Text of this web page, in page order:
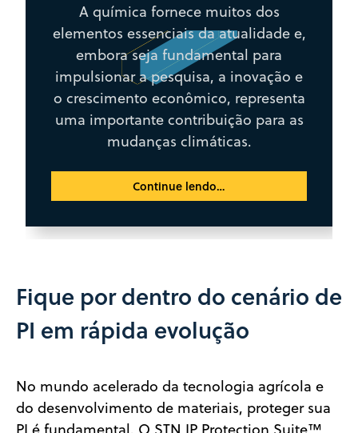
A química fornece muitos dos
elementos essenciais da atualidade e,
embora seja fundamental para
impulsionar a pesquisa, a inovação e
o crescimento econômico, representa
uma importante contribuição para as
mudanças climáticas.
Continue lendo…
Fique por dentro do cenário de
PI em rápida evolução
No mundo acelerado da tecnologia agrícola e
do desenvolvimento de materiais, proteger sua